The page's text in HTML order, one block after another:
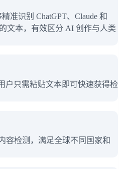
准识别 ChatGPT、Claude 和
文本，有效区分 AI 创作与人类
户只需粘贴文本即可快速获得检
容检测，满足全球不同国家和